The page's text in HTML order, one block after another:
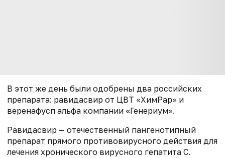
В этот же день были одобрены два российских
препарата: равидасвир от ЦВТ «ХимРар» и
веренафусп альфа компании «Генериум».
Равидасвир — отечественный пангенотипный
препарат прямого противовирусного действия для
лечения хронического вирусного гепатита С.